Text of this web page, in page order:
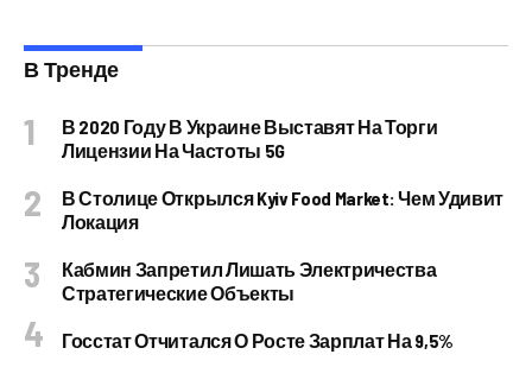
В Тренде
В 2020 Году В Украине Выставят На Торги
Лицензии На Частоты 5G
В Столице Открылся Kyiv Food Market: Чем Удивит
Локация
Кабмин Запретил Лишать Электричества
Стратегические Объекты
Госстат Отчитался О Росте Зарплат На 9,5%